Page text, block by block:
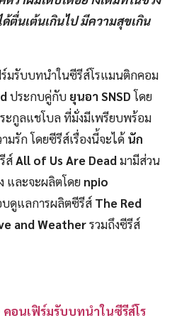
ตื่นเต้นเกินไป มีความสุขเกิน
มรับบทนำในซีรีส์โรแมนติกคอม
ประกบคู่กับ ยุนอา SNSDโดย
ะกูลแชโบล ที่มั่งมีเพรียบพร้อม
มรัก โดยซีรีส์เรื่องนี้จะได้ นัก
ส์All of Us Are Deadมามีส่วน
และจะผลิตโดย npio
ดูแลการผลิตซีรีส์ The Red
and Weatherรวมถึงซีรีส์
คอนเฟิร์มรับบทนำในซีรีส์โร